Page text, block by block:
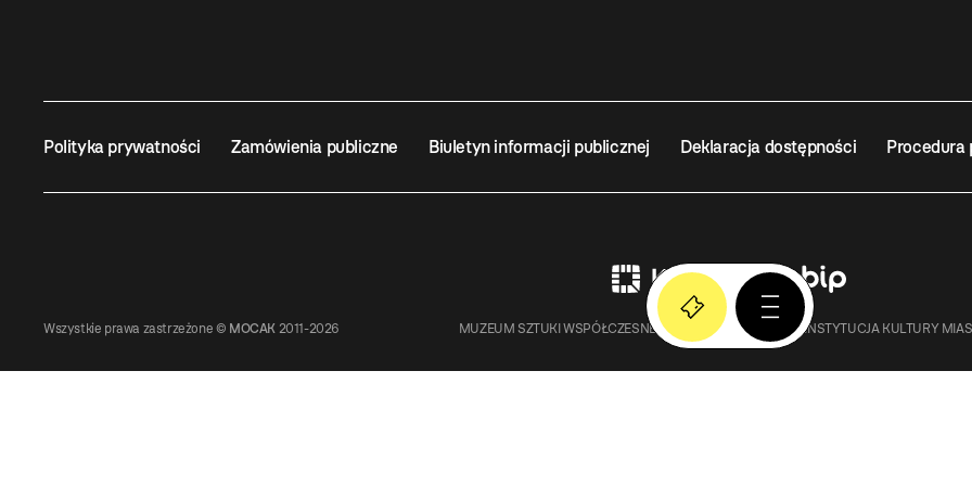
Polityka prywatności Zamówienia publiczne Biuletyn informacji publicznej Deklaracja dostępności Procedura
Wszystkie prawa zastrzeżone © MOCAK 2011-2026 MUZEUM SZTUKI WSPÓŁCZESNEJ W KRAKOWIE MOCAK – INSTYTUCJA KULTURY